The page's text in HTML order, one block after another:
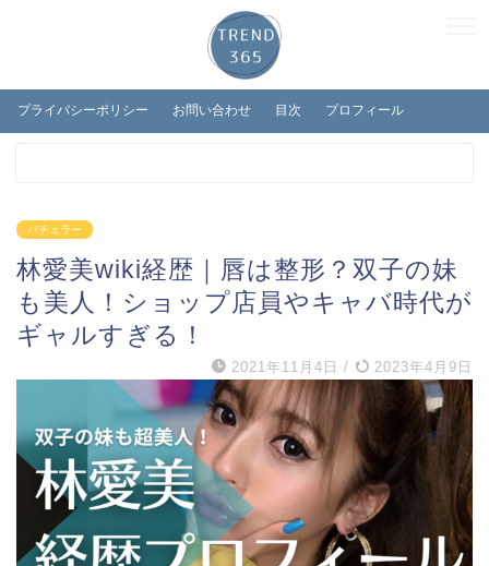
プライバシーポリシー お問い合わせ 目次 プロフィール
バチェラー
林愛美wiki経歴｜唇は整形？双子の妹
も美人！ショップ店員やキャバ時代が
ギャルすぎる！
2021年11月4日 / 2023年4月9日